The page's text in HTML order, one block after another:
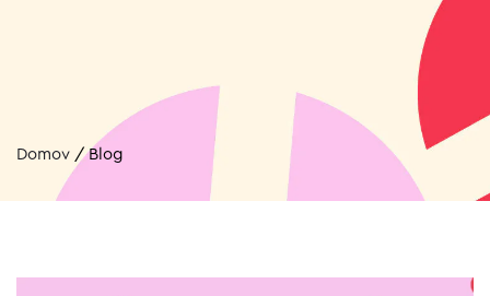
Domov /Blog